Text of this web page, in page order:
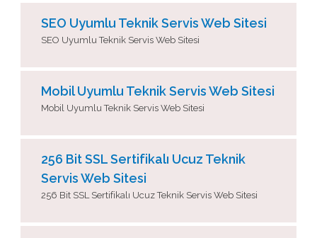
SEO Uyumlu Teknik Servis Web Sitesi
SEO Uyumlu Teknik Servis Web Sitesi
Mobil Uyumlu Teknik Servis Web Sitesi
Mobil Uyumlu Teknik Servis Web Sitesi
256 Bit SSL Sertifikalı Ucuz Teknik
Servis Web Sitesi
256 Bit SSL Sertifikalı Ucuz Teknik Servis Web Sitesi